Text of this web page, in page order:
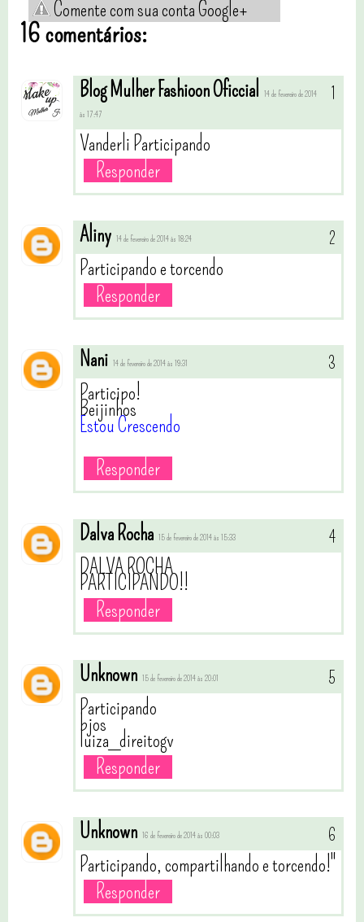
Comente com sua conta Google+
16 comentários:
Blog Mulher Fashioon Oficcial 14 de fevereiro de 2014
às 17:47
Vanderli Participando
Responder
Aliny 14 de fevereiro de 2014 às 18:24
Participando e torcendo
Responder
Nani 14 de fevereiro de 2014 às 19:31
Participo!
Beijinhos
Estou Crescendo
Responder
Dalva Rocha 15 de fevereiro de 2014 às 15:33
DALVA ROCHA
PARTICIPANDO!!
Responder
Unknown 15 de fevereiro de 2014 às 20:01
Participando
bjos
luiza_direitogv
Responder
Unknown 16 de fevereiro de 2014 às 00:03
Participando, compartilhando e torcendo!"
Responder